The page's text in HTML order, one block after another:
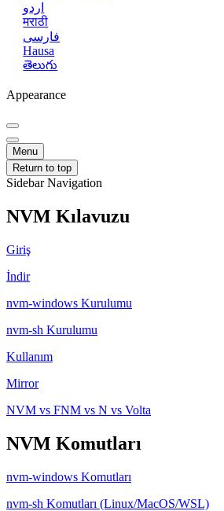
اردو
मराठी
فارسی
Hausa
తెలుగు
Appearance
Menu
Return to top
Sidebar Navigation
NVM Kılavuzu
Giriş
İndir
nvm-windows Kurulumu
nvm-sh Kurulumu
Kullanım
Mirror
NVM vs FNM vs N vs Volta
NVM Komutları
nvm-windows Komutları
nvm-sh Komutları (Linux/MacOS/WSL)